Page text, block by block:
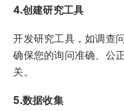
4.创建研究工具
开发研究工具，如调查
确保您的询问准确、公
关。
5.数据收集